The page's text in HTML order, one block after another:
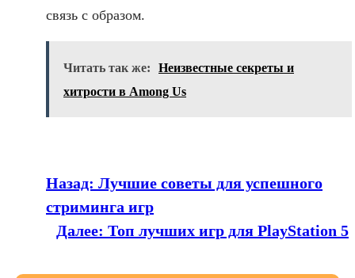
связь с образом.
Читать так же:
Неизвестные секреты и
хитрости в Among Us
Назад: Лучшие советы для успешного
стриминга игр
Далее: Топ лучших игр для PlayStation 5